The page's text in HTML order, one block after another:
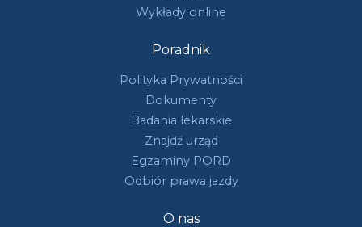
Wykłady online
Poradnik
Polityka Prywatności
Dokumenty
Badania lekarskie
Znajdź urząd
Egzaminy PORD
Odbiór prawa jazdy
O nas